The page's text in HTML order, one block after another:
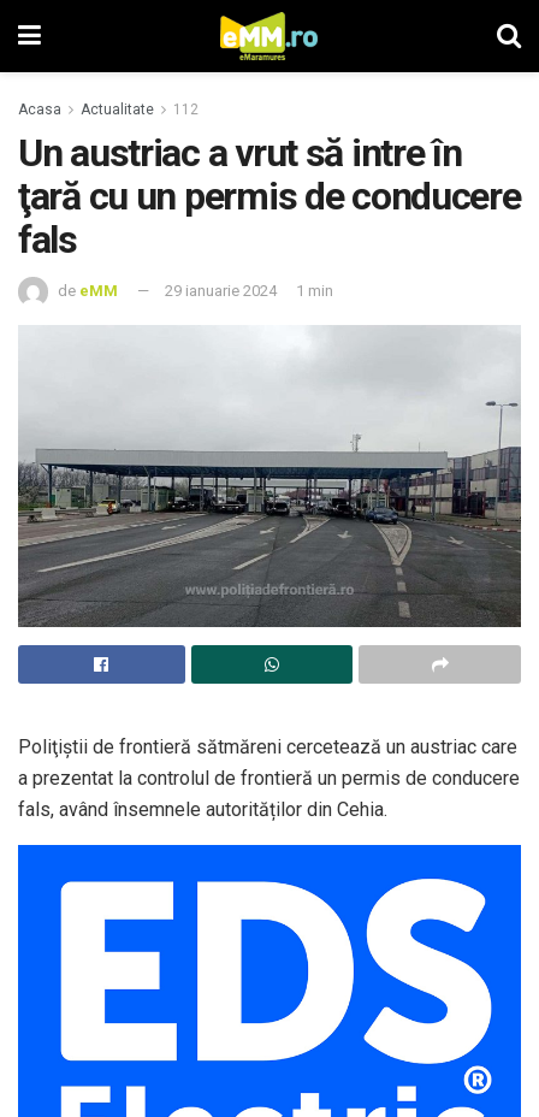
Acasa Actualitate 112
Un austriac a vrut să intre în
ţară cu un permis de conducere
fals
de eMM 29 ianuarie 2024 1 min
Poliţiştii de frontieră sătmăreni cercetează un austriac care
a prezentat la controlul de frontieră un permis de conducere
fals, având însemnele autorităților din Cehia.